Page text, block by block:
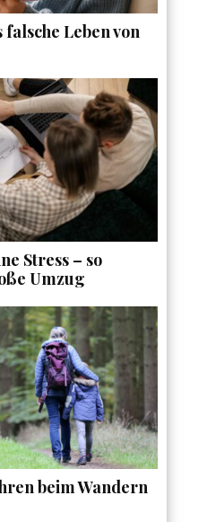
falsche Leben von
Stress – so
Umzug
beim Wandern